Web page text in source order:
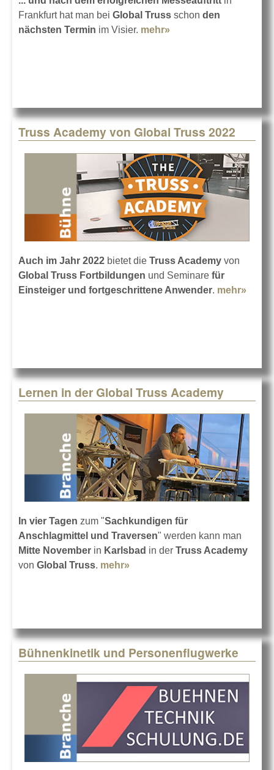
Frankfurt hat man bei Global Truss schon den
nächsten Termin im Visier. mehr»
Truss Academy von Global Truss 2022
Auch im Jahr 2022 bietet die Truss Academy von
Global Truss Fortbildungen und Seminare für
Einsteiger und fortgeschrittene Anwender. mehr»
2022
Lernen in der Global Truss Academy
In vier Tagen zum "Sachkundigen für
Anschlagmittel und Traversen" werden kann man
Mitte November in Karlsbad in der Truss Academy
von Global Truss. mehr»
Bühnenkinetik und Personenflugwerke